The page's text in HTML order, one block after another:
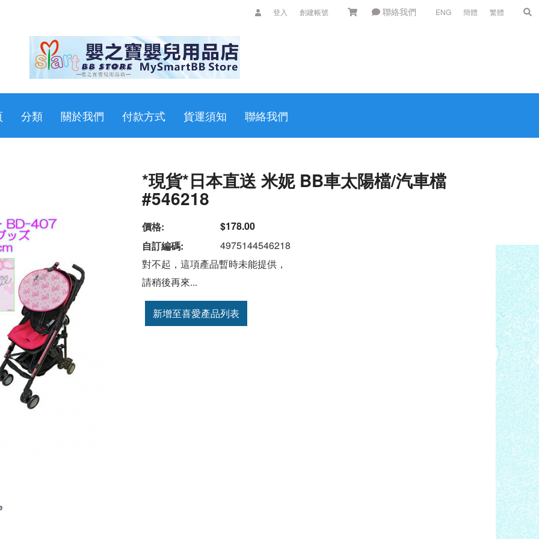
登入 創建帳號 聯絡我們 ENG 簡體 繁體
分類 關於我們 付款方式 貨運須知 聯絡我們
*現貨*日本直送 米妮 BB車太陽檔/汽車檔
#546218
價格:
$178.00
自訂編碼:
4975144546218
對不起，這項產品暫時未能提供，
請稍後再來...
新增至喜愛產品列表